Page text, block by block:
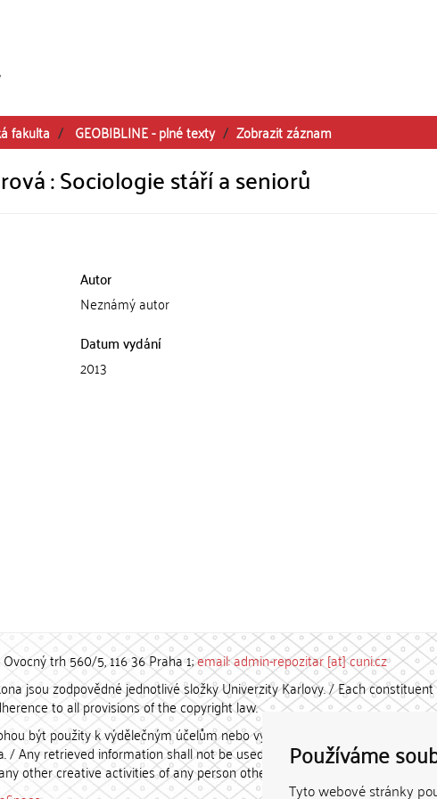
Používáme
Tyto webové stránky
fakulta GEOBIBLINE - plné texty Zobrazit záznam
: Sociologie stáří a seniorů
Autor
Neznámý autor
Datum vydání
2013
Ovocný trh 560/5, 116 36 Praha 1;email: admin-repozitar [at] cuni.cz
jsou zodpovědné jednotlivé složky Univerzity Karlovy. / Each constituent
to all provisions of the copyright law.
být použity k výdělečným účelům nebo vydávány za studijní, vědeckou
/ Any retrieved information shall not be used for any commercial purposes
other creative activities of any person other than the author.